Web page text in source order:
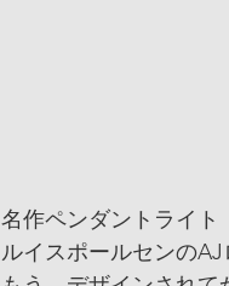
名作ペンダントライト
ルイスポールセンのAJ